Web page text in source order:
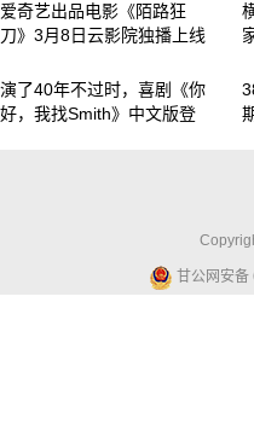
爱奇艺出品电影《陌路狂
刀》3月8日云影院独播上线
演了40年不过时，喜剧《你
好，我找Smith》中文版登
甘公网安